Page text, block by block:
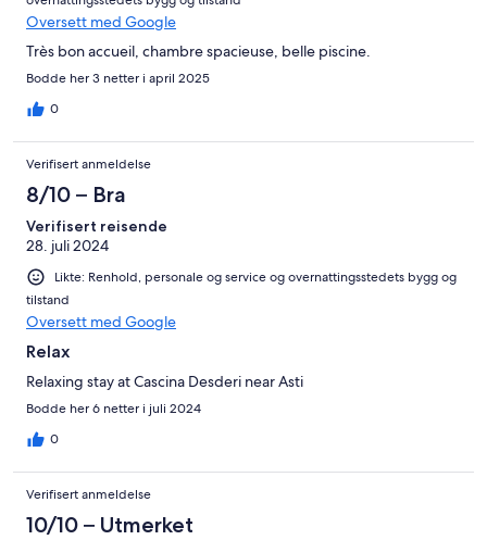
Oversett med Google
Très bon accueil, chambre spacieuse, belle piscine.
Bodde her 3 netter i april 2025
0
Verifisert anmeldelse
8/10 – Bra
Verifisert reisende
28. juli 2024
Likte: Renhold, personale og service og overnattingsstedets bygg og
tilstand
Oversett med Google
Relax
Relaxing stay at Cascina Desderi near Asti
Bodde her 6 netter i juli 2024
0
Verifisert anmeldelse
10/10 – Utmerket